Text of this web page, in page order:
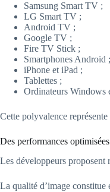
Samsung Smart TV ;
LG Smart TV ;
Android TV ;
Google TV ;
Fire TV Stick ;
Smartphones Android ;
iPhone et iPad ;
Tablettes ;
Ordinateurs Windows
Cette polyvalence
Des performances optimisées
Les développeurs proposent
La qualité d’image